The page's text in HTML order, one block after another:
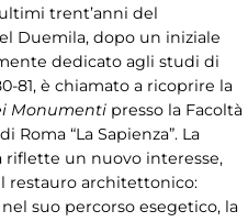
trent’anni del
Duemila, dopo un iniziale
dedicato agli studi di
81, è chiamato a ricoprire la
Monumenti presso la Facoltà
“La Sapienza”. La
riflette un nuovo interesse,
restauro architettonico:
suo percorso esegetico, la